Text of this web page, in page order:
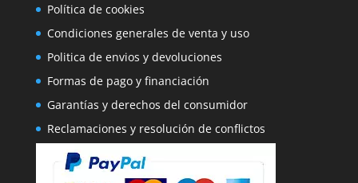
Política de cookies
Condiciones generales de venta y uso
Politica de envios y devoluciones
Formas de pago y financiación
Garantías y derechos del consumidor
Reclamaciones y resolución de conflictos